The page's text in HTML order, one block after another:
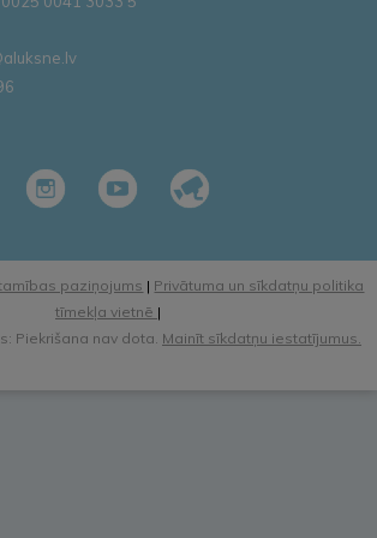
paziņojums | Privātuma un sīkdatņu politika
tīmekļa vietnē |
Piekrišana nav dota. Mainīt sīkdatņu iestatījumus.